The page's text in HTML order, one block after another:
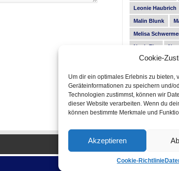
Cookie-
Um dir ein optimales Erlebnis zu bieten,
Geräteinformationen zu speichern und/
Technologien zustimmst, können wir
dieser Website verarbeiten. Wenn du
können bestimmte Merkmale und
Akzeptieren
Cookie-Richtlinie
Leonie Haubrich
Malin Blunk
Melisa
Noah Fitz
Rose Snow